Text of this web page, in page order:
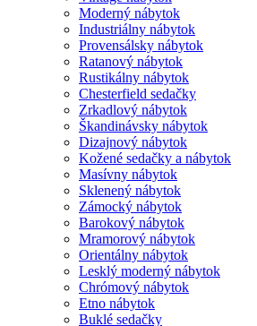
Moderný nábytok
Industriálny nábytok
Provensálsky nábytok
Ratanový nábytok
Rustikálny nábytok
Chesterfield sedačky
Zrkadlový nábytok
Škandinávsky nábytok
Dizajnový nábytok
Kožené sedačky a nábytok
Masívny nábytok
Sklenený nábytok
Zámocký nábytok
Barokový nábytok
Mramorový nábytok
Orientálny nábytok
Lesklý moderný nábytok
Chrómový nábytok
Etno nábytok
Buklé sedačky